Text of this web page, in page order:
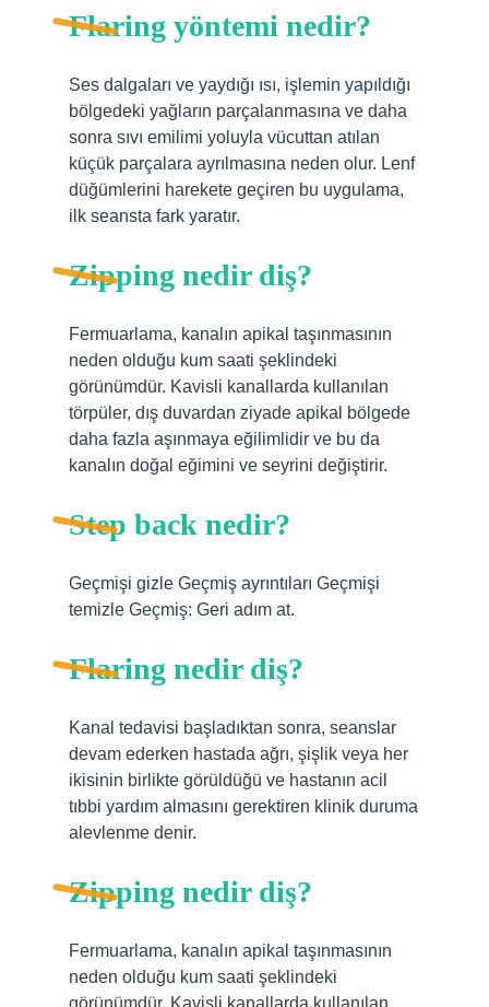
Flaring yöntemi nedir?
Ses dalgaları ve yaydığı ısı, işlemin yapıldığı
bölgedeki yağların parçalanmasına ve daha
sonra sıvı emilimi yoluyla vücuttan atılan
küçük parçalara ayrılmasına neden olur. Lenf
düğümlerini harekete geçiren bu uygulama,
ilk seansta fark yaratır.
Zipping nedir diş?
Fermuarlama, kanalın apikal taşınmasının
neden olduğu kum saati şeklindeki
görünümdür. Kavisli kanallarda kullanılan
törpüler, dış duvardan ziyade apikal bölgede
daha fazla aşınmaya eğilimlidir ve bu da
kanalın doğal eğimini ve seyrini değiştirir.
Step back nedir?
Geçmişi gizle Geçmiş ayrıntıları Geçmişi
temizle Geçmiş: Geri adım at.
Flaring nedir diş?
Kanal tedavisi başladıktan sonra, seanslar
devam ederken hastada ağrı, şişlik veya her
ikisinin birlikte görüldüğü ve hastanın acil
tıbbi yardım almasını gerektiren klinik duruma
alevlenme denir.
Zipping nedir diş?
Fermuarlama, kanalın apikal taşınmasının
neden olduğu kum saati şeklindeki
görünümdür. Kavisli kanallarda kullanılan